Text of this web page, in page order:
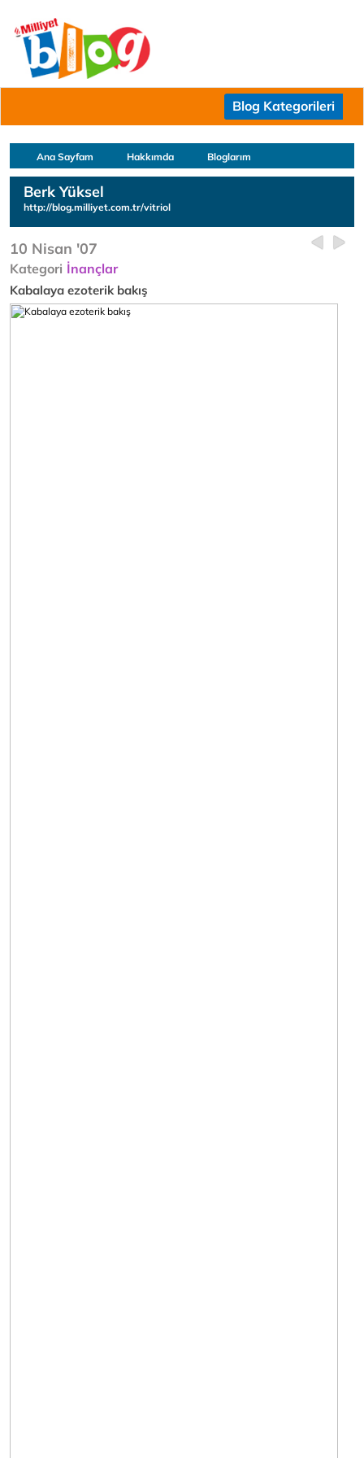
Blog Kategorileri
Ana Sayfam Hakkımda Bloglarım
Berk Yüksel
http://blog.milliyet.com.tr/vitriol
10 Nisan '07
Kategori İnançlar
Kabalaya ezoterik bakış